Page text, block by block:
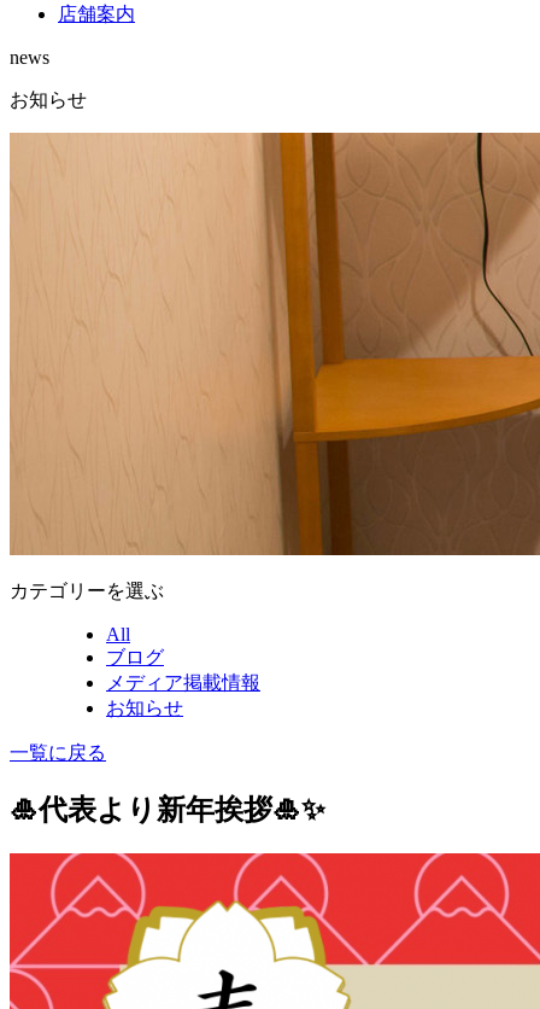
店舗案内
news
お知らせ
カテゴリーを選ぶ
All
ブログ
メディア掲載情報
お知らせ
一覧に戻る
🎍代表より新年挨拶🎍✨